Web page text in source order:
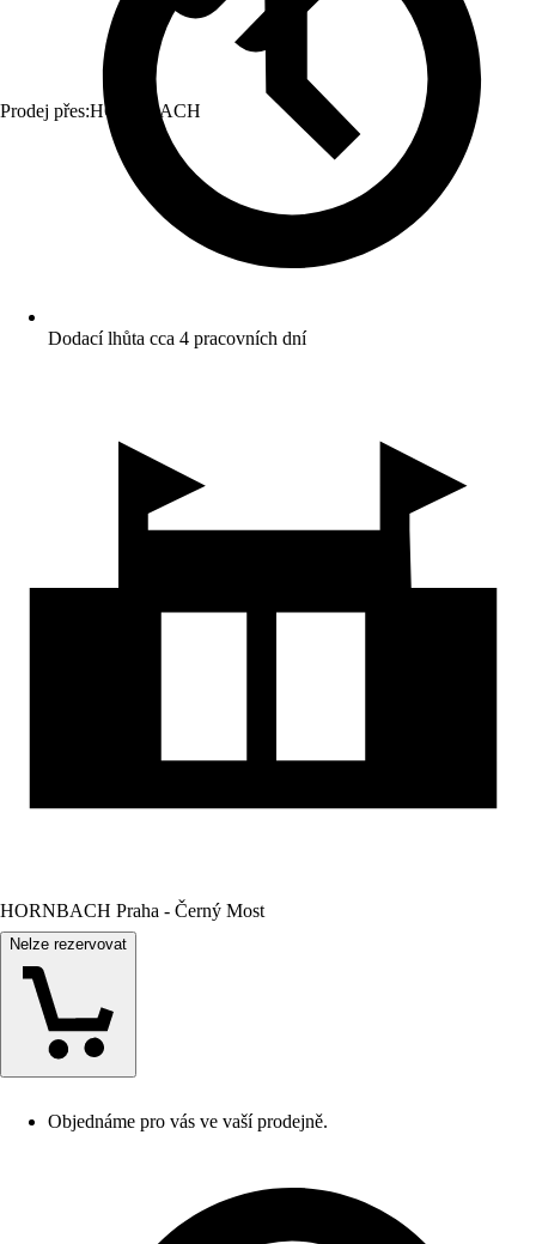
Prodej přes:HORNBACH
Dodací lhůta cca 4 pracovních dní
HORNBACH Praha - Černý Most
Nelze rezervovat
Objednáme pro vás ve vaší prodejně.